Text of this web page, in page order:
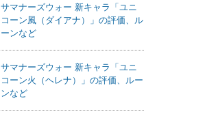
サマナーズウォー 新キャラ「ユニ
コーン風（ダイアナ）」の評価、ル
ーンなど
サマナーズウォー 新キャラ「ユニ
コーン火（ヘレナ）」の評価、ルー
ンなど